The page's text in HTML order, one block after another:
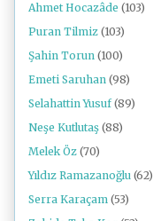
Ahmet Hocazâde (103)
Puran Tilmiz (103)
Şahin Torun (100)
Emeti Saruhan (98)
Selahattin Yusuf (89)
Neşe Kutlutaş (88)
Melek Öz (70)
Yıldız Ramazanoğlu (62)
Serra Karaçam (53)